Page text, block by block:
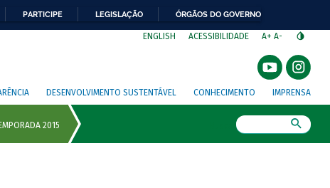
PARTICIPE LEGISLAÇÃO ÓRGÃOS DO GOVERNO
ENGLISH ACESSIBILIDADE A+ A-
DESENVOLVIMENTO SUSTENTÁVEL CONHECIMENTO IMPRENSA